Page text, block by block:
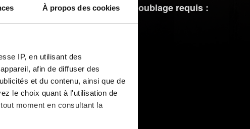
À propos des cookies
IP, en utilisant des
afin de diffuser des
et du contenu, ainsi que de
le choix quant à l'utilisation de
moment en consultant la
initial), téléchargement de doublage requis :